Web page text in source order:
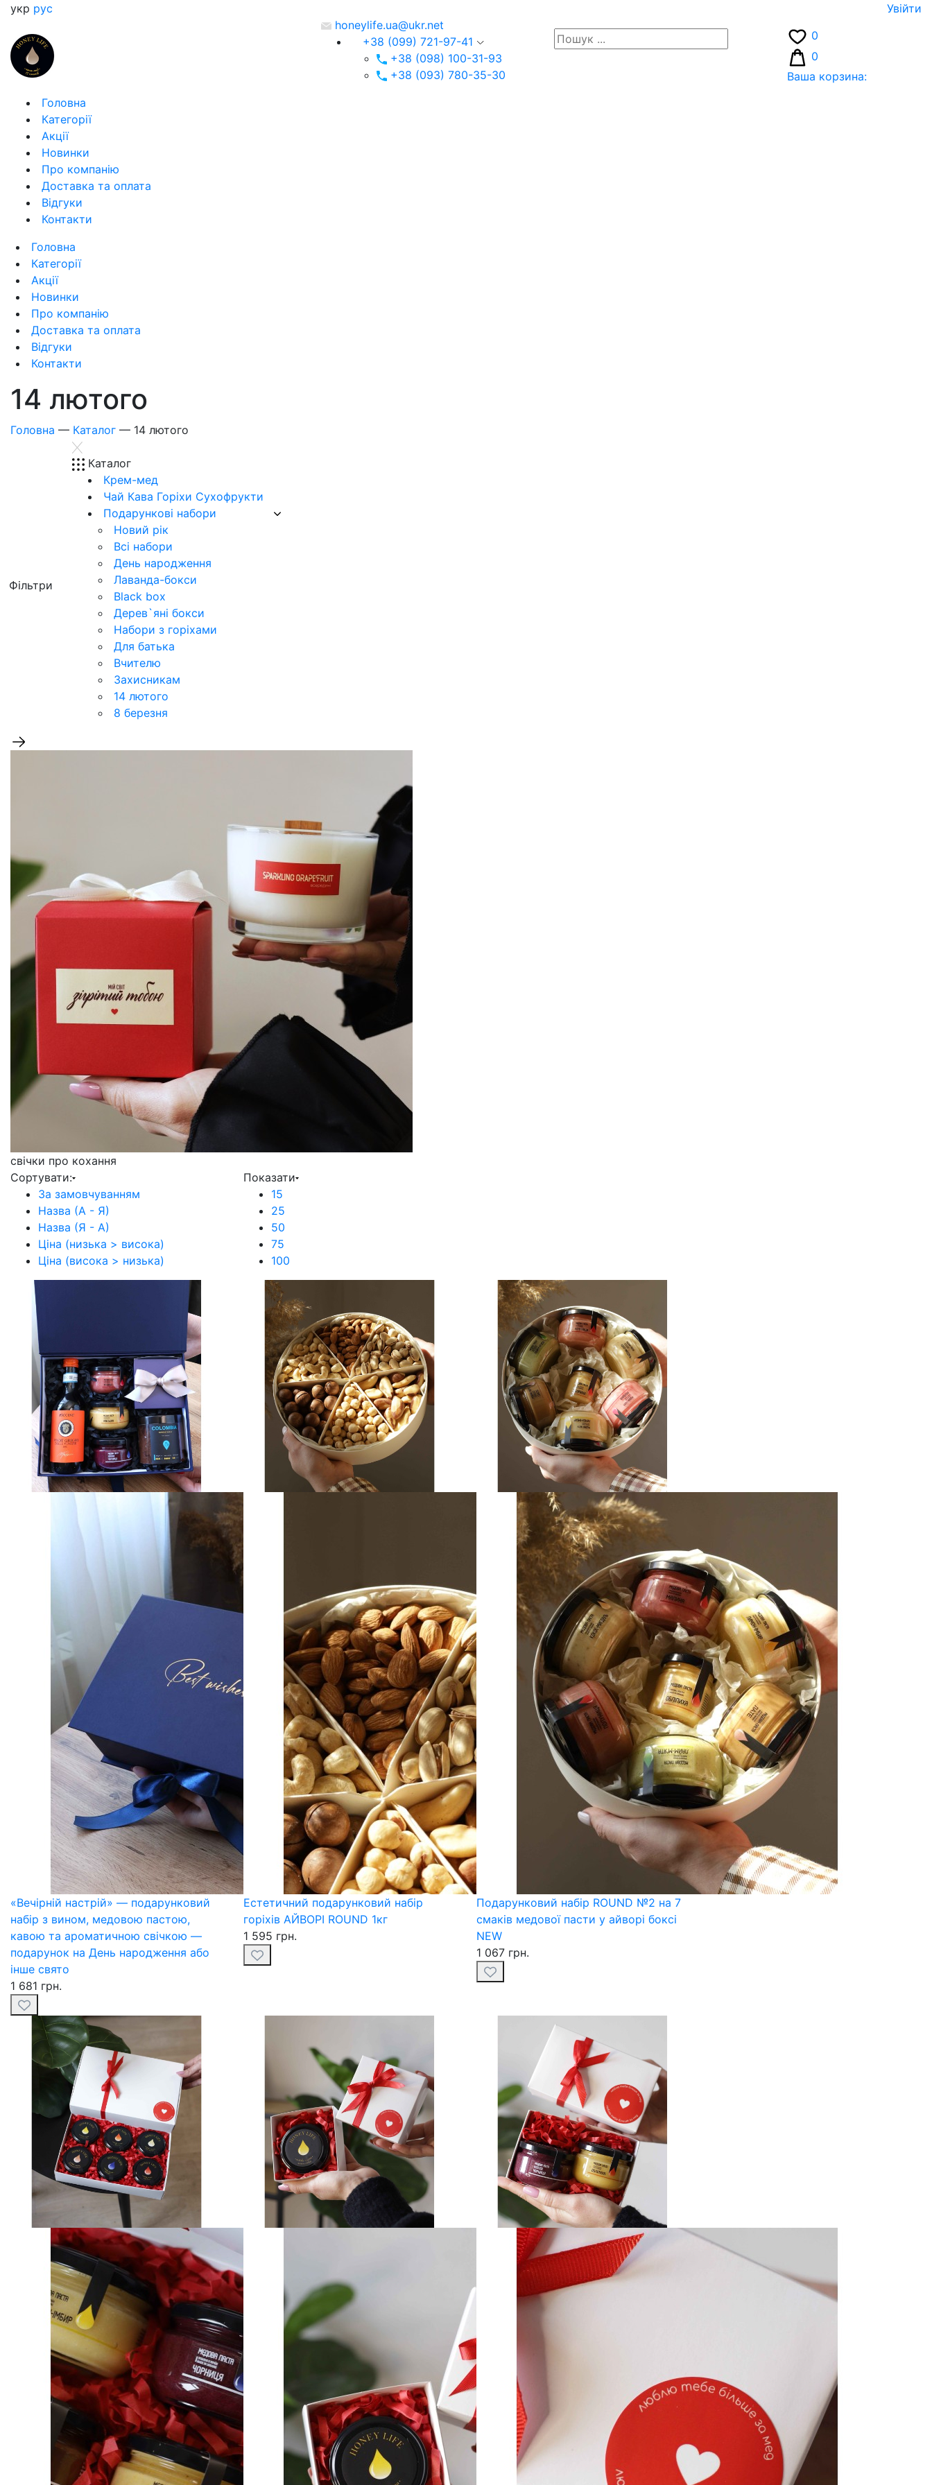
укр рус
Увiйти
honeylife.ua@ukr.net
+38 (099) 721-97-41
+38 (098) 100-31-93
+38 (093) 780-35-30
0
0
Ваша корзина:
Головна
Категорії
Акції
Новинки
Про компанію
Доставка та оплата
Відгуки
Контакти
Головна
Категорії
Акції
Новинки
Про компанію
Доставка та оплата
Відгуки
Контакти
14 лютого
Головна — Каталог — 14 лютого
Фiльтри
Каталог
Крем-мед
Чай Кава Горіхи Сухофрукти
Подарункові набори
Новий рік
Всі набори
День народження
Лаванда-бокси
Black box
Дерев`‎яні бокси
Набори з горіхами
Для батька
Вчителю
Захисникам
14 лютого
8 березня
свічки про кохання
Сортувати:
За замовчуванням
Назва (А - Я)
Назва (Я - А)
Ціна (низька > висока)
Ціна (висока > низька)
Показати
15
25
50
75
100
«Вечірній настрій» — подарунковий
набір з вином, медовою пастою,
кавою та ароматичною свічкою —
подарунок на День народження або
інше свято
1 681 грн.
Естетичний подарунковий набір
горіхів АЙВОРІ ROUND 1кг
1 595 грн.
Подарунковий набір ROUND №2 на 7
смаків медової пасти у айворі боксі
NEW
1 067 грн.